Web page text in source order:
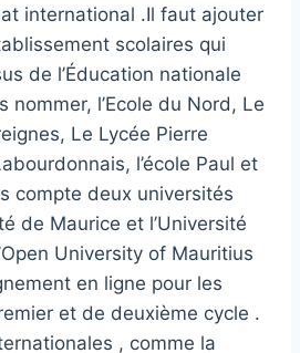
international .Il faut ajouter
scolaires qui
de l’Éducation nationale
nommer, l’Ecole du Nord, Le
Le Lycée Pierre
l’école Paul et
compte deux universités
de Maurice et l’Université
University of Mauritius
en ligne pour les
et de deuxième cycle .
, comme la